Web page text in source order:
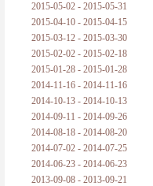
2015-05-02 - 2015-05-31
2015-04-10 - 2015-04-15
2015-03-12 - 2015-03-30
2015-02-02 - 2015-02-18
2015-01-28 - 2015-01-28
2014-11-16 - 2014-11-16
2014-10-13 - 2014-10-13
2014-09-11 - 2014-09-26
2014-08-18 - 2014-08-20
2014-07-02 - 2014-07-25
2014-06-23 - 2014-06-23
2013-09-08 - 2013-09-21